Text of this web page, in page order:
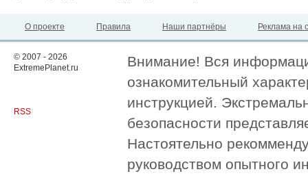
О проекте Правила Наши партнёры Реклама на
© 2007 - 2026
ExtremePlanet.ru
RSS
Внимание! Вся
ознакомительный
инструкцией.
безопасности
Настоятельно
руководством опытного